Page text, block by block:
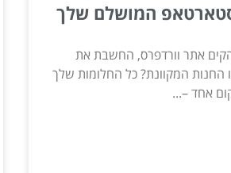
המושלם שלך
אתר וורדפרס, החשבת את
החנות המקוונת? כל החלומות שלך
אחד –...